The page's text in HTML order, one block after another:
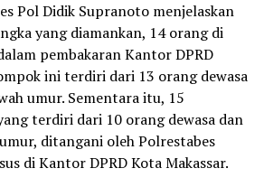
Pol Didik Supranoto menjelaskan
yang diamankan, 14 orang di
pembakaran Kantor DPRD
ini terdiri dari 13 orang dewasa
umur. Sementara itu, 15
terdiri dari 10 orang dewasa dan
ditangani oleh Polrestabes
di Kantor DPRD Kota Makassar.